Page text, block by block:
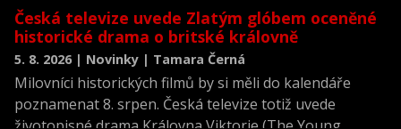
Česká televize uvede Zlatým glóbem oceněné
historické drama o britské královně
5. 8. 2026 | Novinky | Tamara Černá
Milovníci historických filmů by si měli do kalendáře
poznamenat 8. srpen. Česká televize totiž uvede